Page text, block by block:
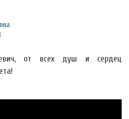
от всех душ и сердец